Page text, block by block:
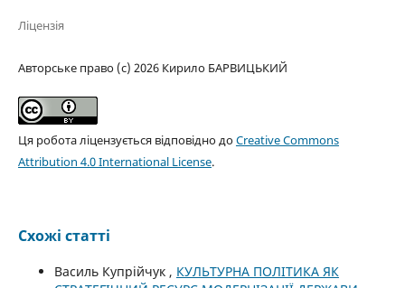
Ліцензія
Авторське право (c) 2026 Кирило БАРВИЦЬКИЙ
Ця робота ліцензується відповідно доCreative Commons
Attribution 4.0 International License.
Схожі статті
Василь Купрійчук , КУЛЬТУРНА ПОЛІТИКА ЯК